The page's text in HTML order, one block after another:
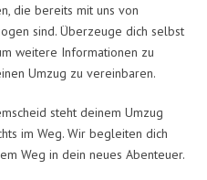
die bereits mit uns von
sind. Überzeuge dich selbst
weitere Informationen zu
Umzug zu vereinbaren.
steht deinem Umzug
im Weg. Wir begleiten dich
Weg in dein neues Abenteuer.